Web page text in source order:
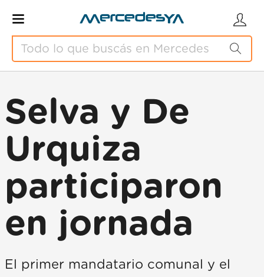
Selva y De
Urquiza
participaron
en jornada
El primer mandatario comunal y el